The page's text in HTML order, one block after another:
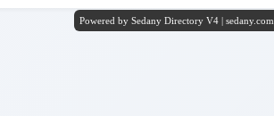
Powered by Sedany Directory V4 | sedany.com